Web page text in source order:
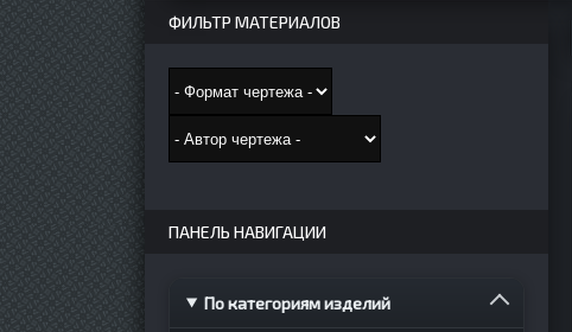
ФИЛЬТР МАТЕРИАЛОВ
ПАНЕЛЬ НАВИГАЦИИ
По категориям изделий